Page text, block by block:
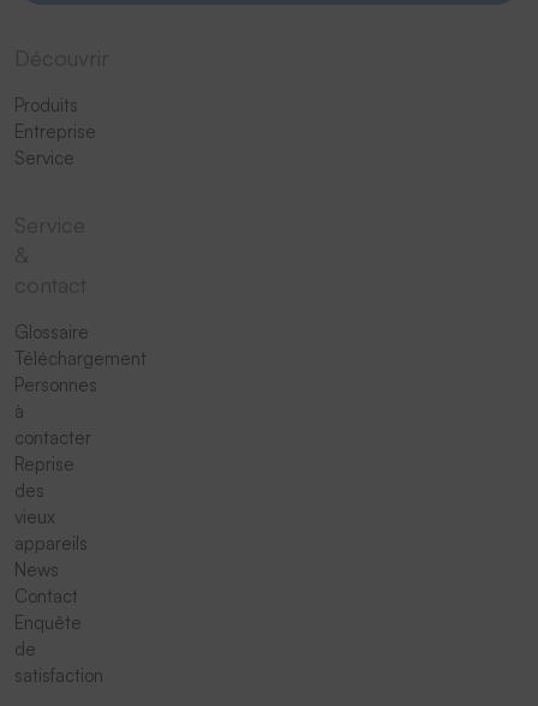
Produits
Entreprise
Service
Glossaire
Téléchargement
Personnes
à
contacter
Reprise
des
vieux
appareils
News
Contact
Enquête
de
satisfaction